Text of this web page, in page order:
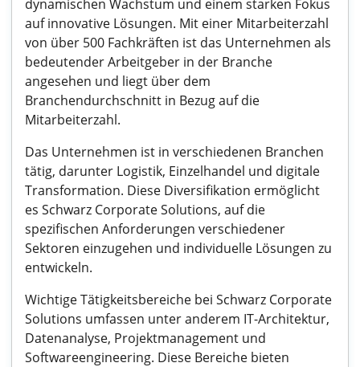
dynamischen Wachstum und einem starken Fokus
auf innovative Lösungen. Mit einer Mitarbeiterzahl
von über 500 Fachkräften ist das Unternehmen als
bedeutender Arbeitgeber in der Branche
angesehen und liegt über dem
Branchendurchschnitt in Bezug auf die
Mitarbeiterzahl.
Das Unternehmen ist in verschiedenen Branchen
tätig, darunter Logistik, Einzelhandel und digitale
Transformation. Diese Diversifikation ermöglicht
es Schwarz Corporate Solutions, auf die
spezifischen Anforderungen verschiedener
Sektoren einzugehen und individuelle Lösungen zu
entwickeln.
Wichtige Tätigkeitsbereiche bei Schwarz Corporate
Solutions umfassen unter anderem IT-Architektur,
Datenanalyse, Projektmanagement und
Softwareengineering. Diese Bereiche bieten